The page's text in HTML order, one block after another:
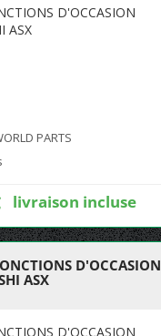
D'OCCASION
ASX
PARTS
livraison incluse
D'OCCASION
ASX
D'OCCASION